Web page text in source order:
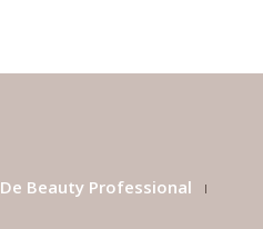
De Beauty Professional